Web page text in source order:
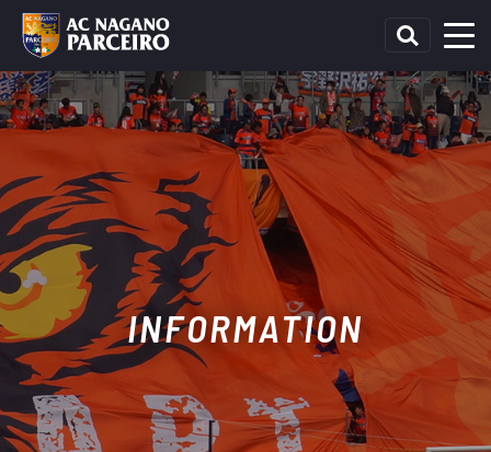
INFORMATION